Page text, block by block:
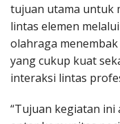
tujuan utama untuk
lintas elemen
olahraga
yang cukup kuat
interaksi lintas
“Tujuan kegiatan